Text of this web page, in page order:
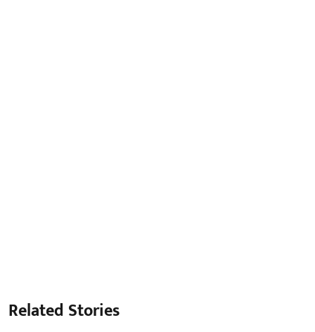
Related Stories